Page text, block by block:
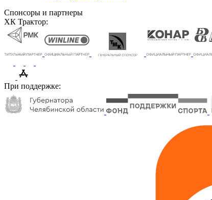
Спонсоры и партнеры
ХК Трактор:
При поддержке: